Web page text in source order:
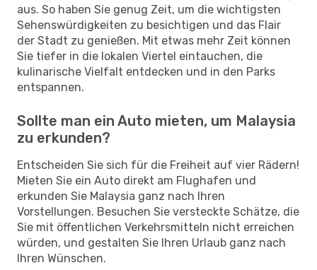
aus. So haben Sie genug Zeit, um die wichtigsten
Sehenswürdigkeiten zu besichtigen und das Flair
der Stadt zu genießen. Mit etwas mehr Zeit können
Sie tiefer in die lokalen Viertel eintauchen, die
kulinarische Vielfalt entdecken und in den Parks
entspannen.
Sollte man ein Auto mieten, um Malaysia
zu erkunden?
Entscheiden Sie sich für die Freiheit auf vier Rädern!
Mieten Sie ein Auto direkt am Flughafen und
erkunden Sie Malaysia ganz nach Ihren
Vorstellungen. Besuchen Sie versteckte Schätze, die
Sie mit öffentlichen Verkehrsmitteln nicht erreichen
würden, und gestalten Sie Ihren Urlaub ganz nach
Ihren Wünschen.